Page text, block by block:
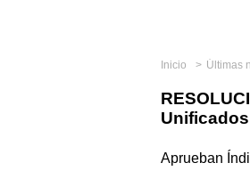
Inicio Últimas
Aprueban